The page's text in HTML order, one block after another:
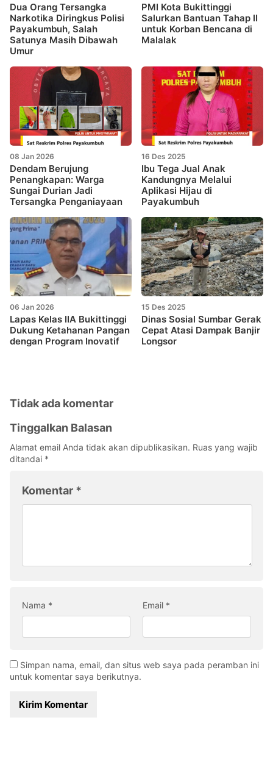
Dua Orang Tersangka
Narkotika Diringkus Polisi
Payakumbuh, Salah
Satunya Masih Dibawah
Umur
PMI Kota Bukittinggi
Salurkan Bantuan Tahap II
untuk Korban Bencana di
Malalak
08 Jan 2026
Dendam Berujung
Penangkapan: Warga
Sungai Durian Jadi
Tersangka Penganiayaan
16 Des 2025
Ibu Tega Jual Anak
Kandungnya Melalui
Aplikasi Hijau di
Payakumbuh
06 Jan 2026
Lapas Kelas IIA Bukittinggi
Dukung Ketahanan Pangan
dengan Program Inovatif
15 Des 2025
Dinas Sosial Sumbar Gerak
Cepat Atasi Dampak Banjir
Longsor
Tidak ada komentar
Tinggalkan Balasan
Alamat email Anda tidak akan dipublikasikan. Ruas yang wajib
ditandai *
Komentar *
Nama * Email *
Simpan nama, email, dan situs web saya pada peramban ini
untuk komentar saya berikutnya.